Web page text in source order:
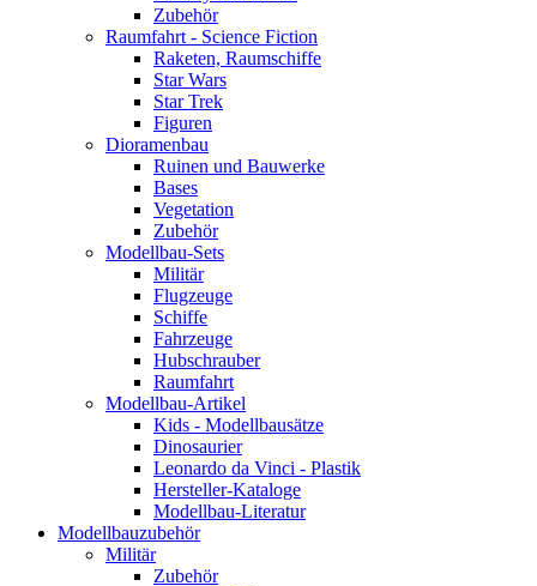
Zubehör
Raumfahrt - Science Fiction
Raketen, Raumschiffe
Star Wars
Star Trek
Figuren
Dioramenbau
Ruinen und Bauwerke
Bases
Vegetation
Zubehör
Modellbau-Sets
Militär
Flugzeuge
Schiffe
Fahrzeuge
Hubschrauber
Raumfahrt
Modellbau-Artikel
Kids - Modellbausätze
Dinosaurier
Leonardo da Vinci - Plastik
Hersteller-Kataloge
Modellbau-Literatur
Modellbauzubehör
Militär
Zubehör